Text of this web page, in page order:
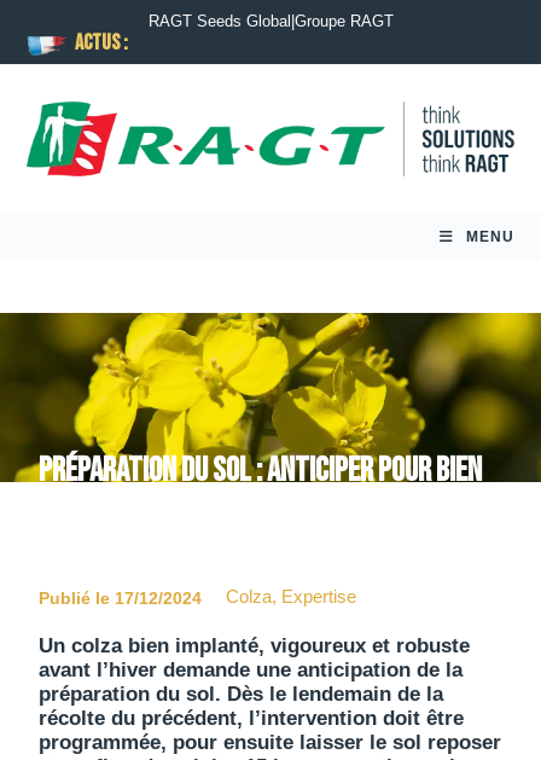
ACTUS :
RAGT Seeds Global Groupe RAGT
MENU
Préparation du sol : anticiper pour bien
Publié le 17/12/2024 Colza, Expertise
Un colza bien implanté, vigoureux et robuste
avant l’hiver demande une anticipation de la
préparation du sol. Dès le lendemain de la
récolte du précédent, l’intervention doit être
programmée, pour ensuite laisser le sol reposer